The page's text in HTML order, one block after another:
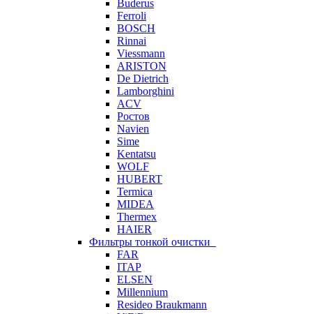
Buderus
Ferroli
BOSCH
Rinnai
Viessmann
ARISTON
De Dietrich
Lamborghini
ACV
Ростов
Navien
Sime
Kentatsu
WOLF
HUBERT
Termica
MIDEA
Thermex
HAIER
Фильтры тонкой очистки
FAR
ITAP
ELSEN
Millennium
Resideo Braukmann